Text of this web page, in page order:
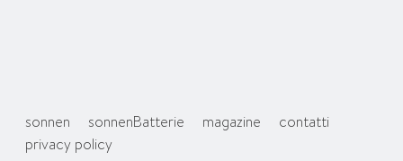
sonnen sonnenBatterie magazine
contatti
privacy policy